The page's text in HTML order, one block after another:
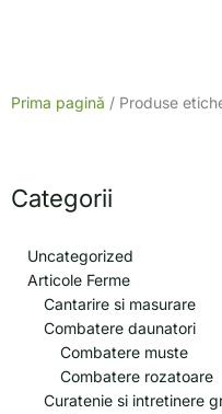
Prima pagină / Produse
Categorii
Uncategorized
Articole Ferme
Cantarire si masurare
Combatere daunatori
Combatere muste
Combatere rozatoare
Curatenie si intretinere